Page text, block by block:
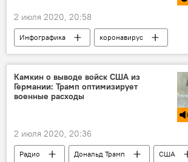
2 июля 2020, 20:58
Инфографика
коронавирус
Коронавирус в Таджикистане: последние новости
Таджикистан
Камкин о выводе войск США из
Германии: Трамп оптимизирует
военные расходы
2 июля 2020, 20:36
Радио Дональд Трамп
США